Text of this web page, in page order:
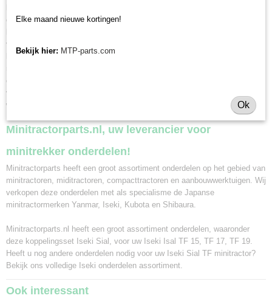
contact op met onze mini tractor specialisten. Wanneer u een
voorraad, wordt hij dezelfde dag nog verzonden. Naast pakketbezorging
kunt u ook uw bestelling in ons magazijn in Olst afhalen. Wij zijn van
onderdelen van 8.30 tot 16.30 uur. Maakt u hiervoor eerst een afspraak
via whatsapp 0630381824 of per e-mail info@minitractorparts.nl, dan zijn
wij u graag van dienst.
Minitractorparts.nl, uw leverancier voor
minitrekker onderdelen!
Minitractorparts heeft een groot assortiment onderdelen op het gebied van
minitractoren, miditractoren, compacttractoren en aanbouwwerktuigen. Wij
verkopen deze onderdelen met als specialisme de Japanse
minitractormerken Yanmar, Iseki, Kubota en Shibaura.
Minitractorparts.nl heeft een groot assortiment onderdelen, waaronder
deze koppelingsset Iseki Sial, voor uw Iseki Isal TF 15, TF 17, TF 19.
Heeft u nog andere onderdelen nodig voor uw Iseki Sial TF minitractor?
Bekijk ons volledige Iseki onderdelen assortiment.
Ook interessant
Elke maand nieuwe kortingen!
Bekijk hier: MTP-parts.com
Ok